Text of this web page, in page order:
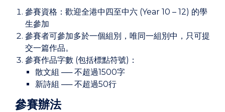
參賽資格：歡迎全港中四至中六 (Year 10 – 12) 的學
生參加
參賽者可參加多於一個組別，唯同一組別中，只可提
交一篇作品。
參賽作品字數 (包括標點符號)：
散文組 ── 不超過1500字
新詩組 ── 不超過50行
參賽辦法